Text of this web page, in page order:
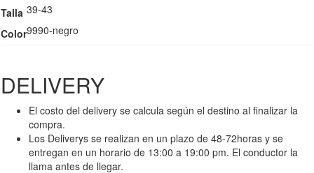
Talla 39-43
Color9990-negro
DELIVERY
El costo del delivery se calcula según el destino al finalizar la
compra.
Los Deliverys se realizan en un plazo de 48-72horas y se
entregan en un horario de 13:00 a 19:00 pm. El conductor la
llama antes de llegar.